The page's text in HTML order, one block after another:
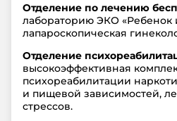
Отделение по лечению
лабораторию ЭКО «Ребенок
лапароскопическая
Отделение
высокоэффективная
психореабилитации
и пищевой зависимостей,
стрессов.